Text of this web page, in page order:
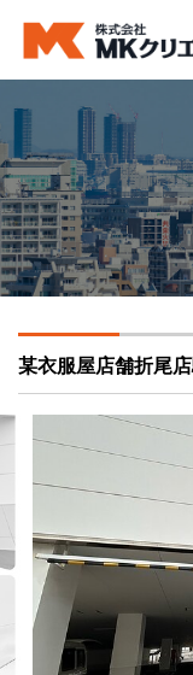
ホーム
MKクリエイトのワン
ビル・マンション・
外壁塗装・防水工事
オフィス・店舗の内装
足場組み立て・解体工事
会社概要
採用情報
プライバシーポリシー
某衣服屋店舗折尾